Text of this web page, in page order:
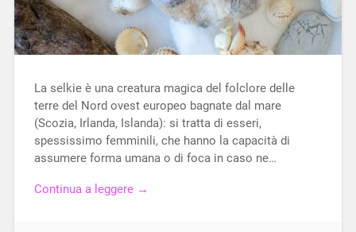
La selkie è una creatura magica del folclore delle
terre del Nord ovest europeo bagnate dal mare
(Scozia, Irlanda, Islanda): si tratta di esseri,
spessissimo femminili, che hanno la capacità di
assumere forma umana o di foca in caso ne…
Continua a leggere →